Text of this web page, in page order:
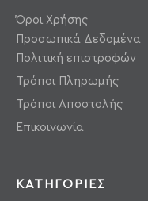
Όροι Χρήσης
Προσωπικά Δεδομένα
Πολιτική επιστροφών
Τρόποι Πληρωμής
Τρόποι Αποστολής
Επικοινωνία
ΚΑΤΗΓΟΡΙΕΣ